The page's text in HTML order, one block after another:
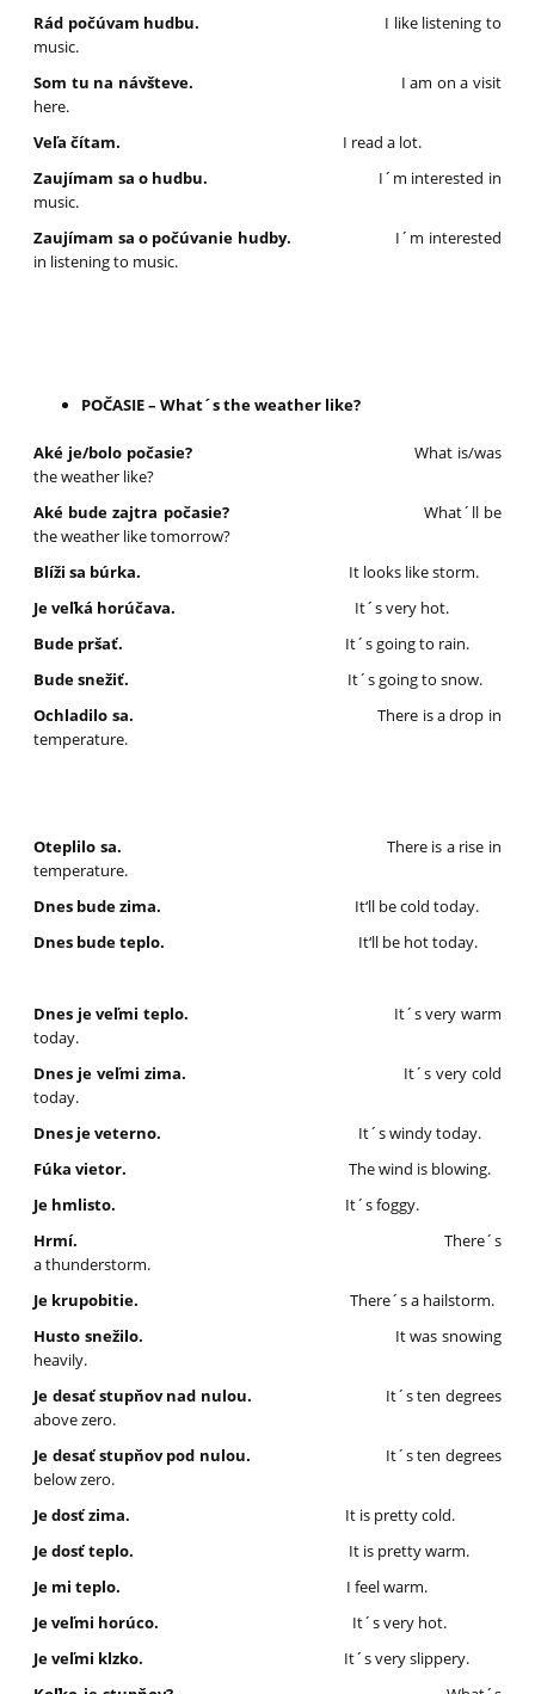
Rád počúvam hudbu. I like listening to
music.
Som tu na návšteve. I am on a visit
here.
Veľa čítam. I read a lot.
Zaujímam sa o hudbu. I´m interested in
music.
Zaujímam sa o počúvanie hudby. I´m interested
in listening to music.
POČASIE – What´s the weather like?
Aké je/bolo počasie? What is/was
the weather like?
Aké bude zajtra počasie? What´ll be
the weather like tomorrow?
Blíži sa búrka. It looks like storm.
Je veľká horúčava. It´s very hot.
Bude pršať. It´s going to rain.
Bude snežiť. It´s going to snow.
Ochladilo sa.There is a drop in
temperature.
Oteplilo sa. There is a rise in
temperature.
Dnes bude zima. It‘ll be cold today.
Dnes bude teplo. It‘ll be hot today.
Dnes je veľmi teplo. It´s very warm
today.
Dnes je veľmi zima. It´s very cold
today.
Dnes je veterno. It´s windy today.
Fúka vietor.The wind is blowing.
Je hmlisto. It´s foggy.
Hrmí. There´s
a thunderstorm.
Je krupobitie.There´s a hailstorm.
Husto snežilo. It was snowing
heavily.
Je desať stupňov nad nulou. It´s ten degrees
above zero.
Je desať stupňov pod nulou. It´s ten degrees
below zero.
Je dosť zima. It is pretty cold.
Je dosť teplo. It is pretty warm.
Je mi teplo. I feel warm.
Je veľmi horúco. It´s very hot.
Je veľmi klzko. It´s very slippery.